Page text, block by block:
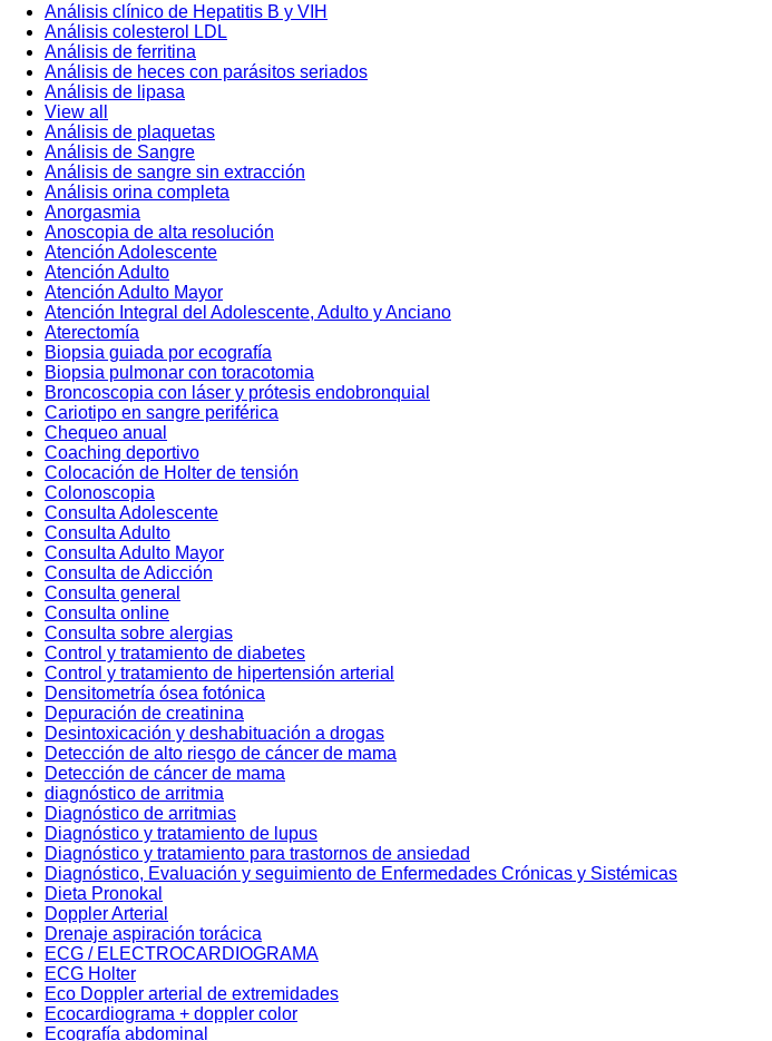
Análisis clínico de Hepatitis B y VIH
Análisis colesterol LDL
Análisis de ferritina
Análisis de heces con parásitos seriados
Análisis de lipasa
View all
Análisis de plaquetas
Análisis de Sangre
Análisis de sangre sin extracción
Análisis orina completa
Anorgasmia
Anoscopia de alta resolución
Atención Adolescente
Atención Adulto
Atención Adulto Mayor
Atención Integral del Adolescente, Adulto y Anciano
Aterectomía
Biopsia guiada por ecografía
Biopsia pulmonar con toracotomia
Broncoscopia con láser y prótesis endobronquial
Cariotipo en sangre periférica
Chequeo anual
Coaching deportivo
Colocación de Holter de tensión
Colonoscopia
Consulta Adolescente
Consulta Adulto
Consulta Adulto Mayor
Consulta de Adicción
Consulta general
Consulta online
Consulta sobre alergias
Control y tratamiento de diabetes
Control y tratamiento de hipertensión arterial
Densitometría ósea fotónica
Depuración de creatinina
Desintoxicación y deshabituación a drogas
Detección de alto riesgo de cáncer de mama
Detección de cáncer de mama
diagnóstico de arritmia
Diagnóstico de arritmias
Diagnóstico y tratamiento de lupus
Diagnóstico y tratamiento para trastornos de ansiedad
Diagnóstico, Evaluación y seguimiento de Enfermedades Crónicas y Sistémicas
Dieta Pronokal
Doppler Arterial
Drenaje aspiración torácica
ECG / ELECTROCARDIOGRAMA
ECG Holter
Eco Doppler arterial de extremidades
Ecocardiograma + doppler color
Ecografía abdominal